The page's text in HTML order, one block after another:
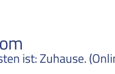
ist: Zuhause.